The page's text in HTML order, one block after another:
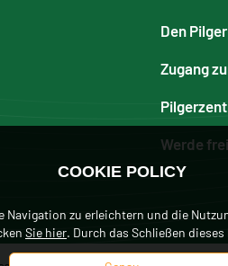
Den
Zugang
Werde
COOKIE POLICY
zu erleichtern und die
Sie hier. Durch das Schließen